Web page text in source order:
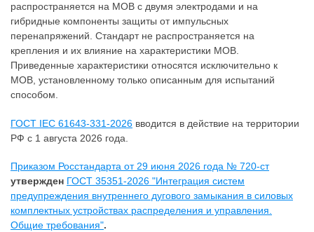
распространяется на MOВ с двумя электродами и на
гибридные компоненты защиты от импульсных
перенапряжений. Стандарт не распространяется на
крепления и их влияние на характеристики MOВ.
Приведенные характеристики относятся исключительно к
MOВ, установленному только описанным для испытаний
способом.
ГОСТ IEC 61643-331-2026 вводится в действие на территории
РФ с 1 августа 2026 года.
Приказом Росстандарта от 29 июня 2026 года № 720-ст
утвержден ГОСТ 35351-2026 "Интеграция систем
предупреждения внутреннего дугового замыкания в силовых
комплектных устройствах распределения и управления.
Общие требования".